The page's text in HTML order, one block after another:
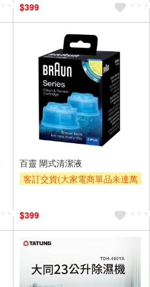
$399
百靈 閘式清潔液
客訂交貨(大家電商單品未達萬
滿額折
滿額贈券
$399